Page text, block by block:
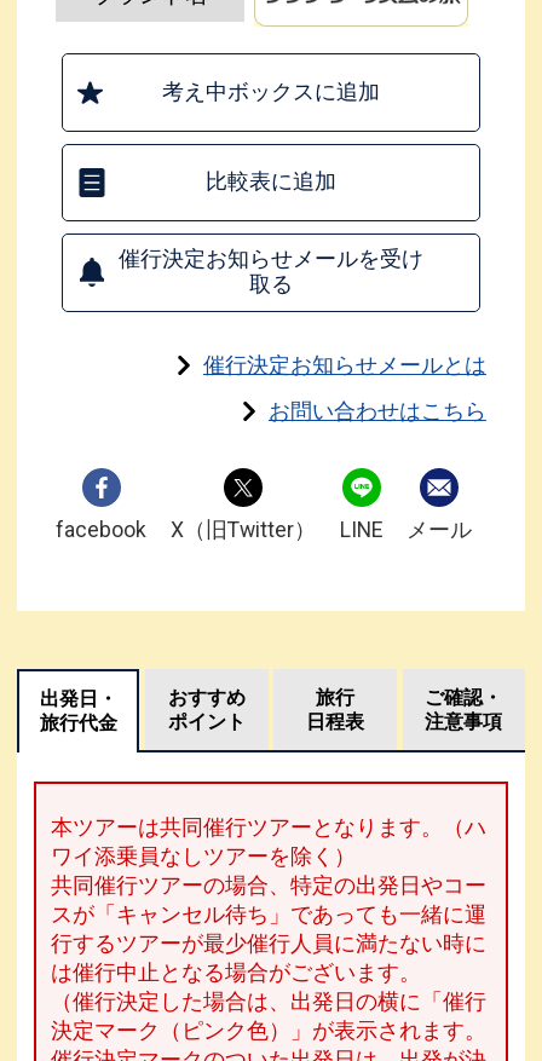
考え中ボックスに追加
比較表に追加
催行決定お知らせメールを受け
取る
催行決定お知らせメールとは
お問い合わせはこちら
facebook X（旧Twitter） LINE メール
出発日・
旅行代金
おすすめ
ポイント
旅行
日程表
ご確認・
注意事項
本ツアーは共同催行ツアーとなります。（ハ
ワイ添乗員なしツアーを除く）
共同催行ツアーの場合、特定の出発日やコー
スが「キャンセル待ち」であっても一緒に運
行するツアーが最少催行人員に満たない時に
は催行中止となる場合がございます。
（催行決定した場合は、出発日の横に「催行
決定マーク（ピンク色）」が表示されます。